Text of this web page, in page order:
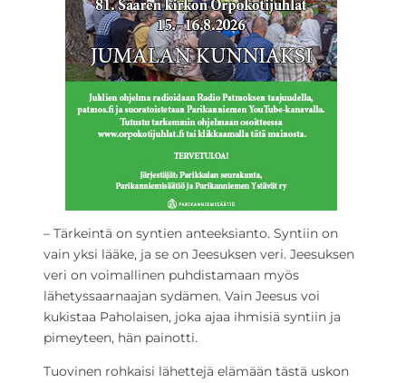
– Tärkeintä on syntien anteeksianto. Syntiin on
vain yksi lääke, ja se on Jeesuksen veri. Jeesuksen
veri on voimallinen puhdistamaan myös
lähetyssaarnaajan sydämen. Vain Jeesus voi
kukistaa Paholaisen, joka ajaa ihmisiä syntiin ja
pimeyteen, hän painotti.
Tuovinen rohkaisi lähettejä elämään tästä uskon